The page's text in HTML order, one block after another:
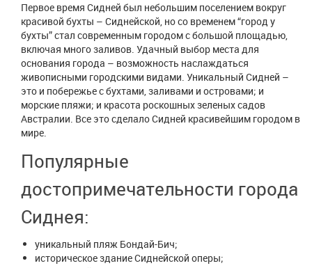
Первое время Сидней был небольшим поселением вокруг
красивой бухты – Сиднейской, но со временем “город у
бухты” стал современным городом с большой площадью,
включая много заливов. Удачный выбор места для
основания города – возможность наслаждаться
живописными городскими видами. Уникальный Сидней –
это и побережье с бухтами, заливами и островами; и
морские пляжи; и красота роскошных зеленых садов
Австралии. Все это сделало Сидней красивейшим городом в
мире.
Популярные
достопримечательности города
Сиднея:
уникальный пляж Бондай-Бич;
историческое здание Сиднейской оперы;